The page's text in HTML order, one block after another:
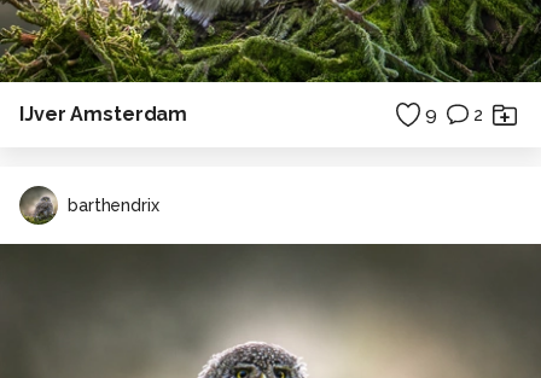
IJver Amsterdam 9 2
barthendrix